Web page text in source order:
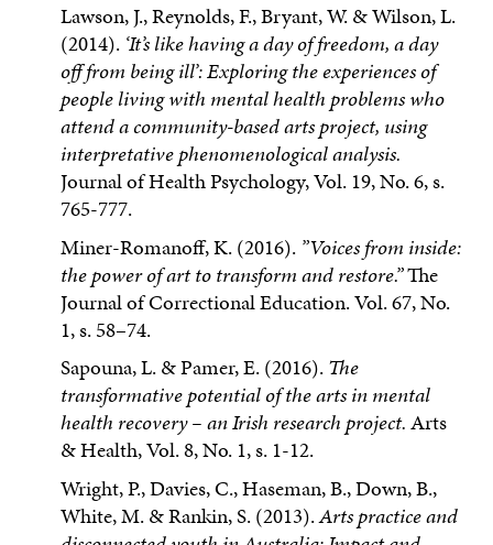
Lawson, J., Reynolds, F., Bryant, W. & Wilson, L.
(2014). ‘It’s like having a day of freedom, a day
off from being ill’: Exploring the experiences of
people living with mental health problems who
attend a community-based arts project, using
interpretative phenomenological analysis.
Journal of Health Psychology, Vol. 19, No. 6, s.
765-777.
Miner-Romanoff, K. (2016). ”Voices from inside:
the power of art to transform and restore.”The
Journal of Correctional Education. Vol. 67, No.
1, s. 58–74.
Sapouna, L. & Pamer, E. (2016). The
transformative potential of the arts in mental
health recovery – an Irish research project.Arts
& Health, Vol. 8, No. 1, s. 1-12.
Wright, P., Davies, C., Haseman, B., Down, B.,
White, M. & Rankin, S. (2013).Arts practice and